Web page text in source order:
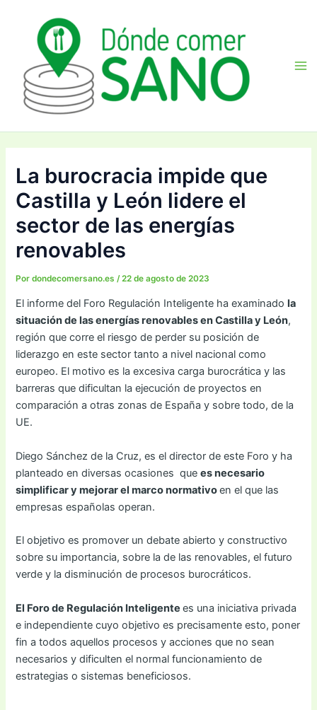
contenido
La burocracia impide que
Castilla y León lidere el
sector de las energías
renovables
Pordondecomersano.es/22 de agosto de 2023
El informe del Foro Regulación Inteligente ha examinado la
situación de las energías renovables en Castilla y León,
región que corre el riesgo de perder su posición de
liderazgo en este sector tanto a nivel nacional como
europeo. El motivo es la excesiva carga burocrática y las
barreras que dificultan la ejecución de proyectos en
comparación a otras zonas de España y sobre todo, de la
UE.
Diego Sánchez de la Cruz, es el director de este Foro y ha
planteado en diversas ocasiones quees necesario
simplificar y mejorar el marco normativoen el que las
empresas españolas operan.
El objetivo es promover un debate abierto y constructivo
sobre su importancia, sobre la de las renovables, el futuro
verde y la disminución de procesos burocráticos.
El Foro de Regulación Inteligentees una iniciativa privada
e independiente cuyo objetivo es precisamente esto, poner
fin a todos aquellos procesos y acciones que no sean
necesarios y dificulten el normal funcionamiento de
estrategias o sistemas beneficiosos.
entradas